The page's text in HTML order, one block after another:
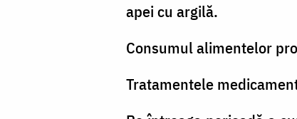
apei cu argilă.
Consumul alimentelor
Tratamentele